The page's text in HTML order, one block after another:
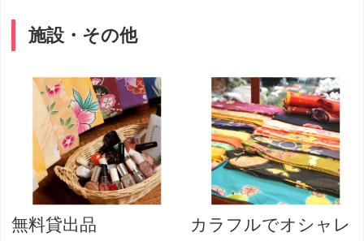
施設・その他
無料貸出品
カラフルでオシャレ